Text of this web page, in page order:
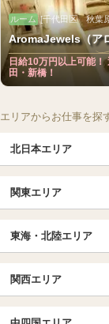
ルーム [千代田区 秋葉
AromaJewels（ア
日給10万円以上可能！
田・新橋！
エリアからお仕事を探
北日本エリア
北海道（札幌・旭
岩手 (盛岡・
福島 (いわき
長野・松本・
関東エリア
大宮・浦和
千葉TOP
東海・北陸エリア
愛知（名古
関西エリア